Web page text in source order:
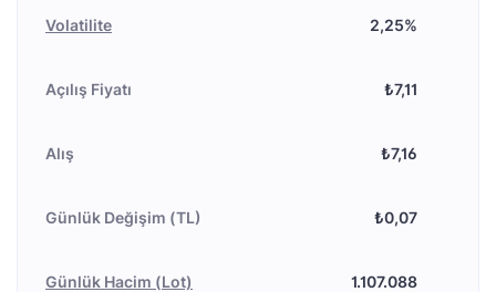
Volatilite 2,25%
Açılış Fiyatı ₺7,11
Alış ₺7,16
Günlük Değişim (TL) ₺0,07
Günlük Hacim (Lot) 1.107.088